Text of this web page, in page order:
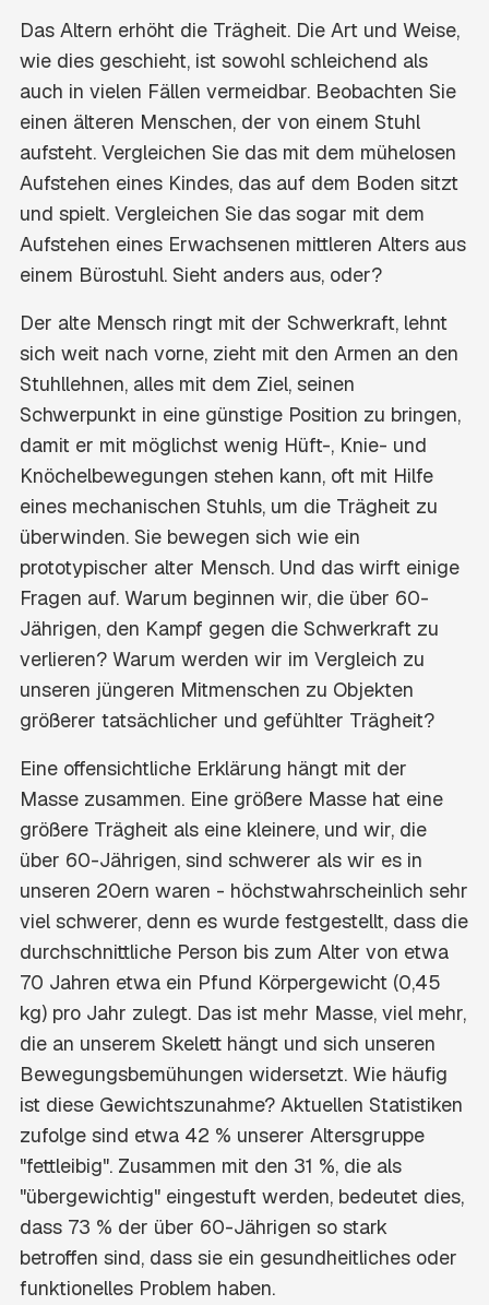
Das Altern erhöht die Trägheit. Die Art und Weise,
wie dies geschieht, ist sowohl schleichend als
auch in vielen Fällen vermeidbar. Beobachten Sie
einen älteren Menschen, der von einem Stuhl
aufsteht. Vergleichen Sie das mit dem mühelosen
Aufstehen eines Kindes, das auf dem Boden sitzt
und spielt. Vergleichen Sie das sogar mit dem
Aufstehen eines Erwachsenen mittleren Alters aus
einem Bürostuhl. Sieht anders aus, oder?
Der alte Mensch ringt mit der Schwerkraft, lehnt
sich weit nach vorne, zieht mit den Armen an den
Stuhllehnen, alles mit dem Ziel, seinen
Schwerpunkt in eine günstige Position zu bringen,
damit er mit möglichst wenig Hüft-, Knie- und
Knöchelbewegungen stehen kann, oft mit Hilfe
eines mechanischen Stuhls, um die Trägheit zu
überwinden. Sie bewegen sich wie ein
prototypischer alter Mensch. Und das wirft einige
Fragen auf. Warum beginnen wir, die über 60-
Jährigen, den Kampf gegen die Schwerkraft zu
verlieren? Warum werden wir im Vergleich zu
unseren jüngeren Mitmenschen zu Objekten
größerer tatsächlicher und gefühlter Trägheit?
Eine offensichtliche Erklärung hängt mit der
Masse zusammen. Eine größere Masse hat eine
größere Trägheit als eine kleinere, und wir, die
über 60-Jährigen, sind schwerer als wir es in
unseren 20ern waren - höchstwahrscheinlich sehr
viel schwerer, denn es wurde festgestellt, dass die
durchschnittliche Person bis zum Alter von etwa
70 Jahren etwa ein Pfund Körpergewicht (0,45
kg) pro Jahr zulegt. Das ist mehr Masse, viel mehr,
die an unserem Skelett hängt und sich unseren
Bewegungsbemühungen widersetzt. Wie häufig
ist diese Gewichtszunahme? Aktuellen Statistiken
zufolge sind etwa 42 % unserer Altersgruppe
"fettleibig". Zusammen mit den 31 %, die als
"übergewichtig" eingestuft werden, bedeutet dies,
dass 73 % der über 60-Jährigen so stark
betroffen sind, dass sie ein gesundheitliches oder
funktionelles Problem haben.